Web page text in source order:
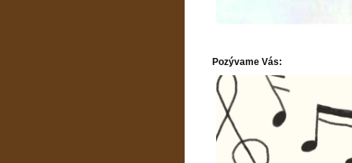
Pozývame Vás: